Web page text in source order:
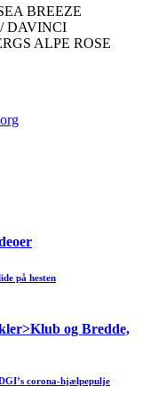
BREEZE
/ DAVINCI
ALPE ROSE
på hesten
og Bredde,
corona-hjælpepulje